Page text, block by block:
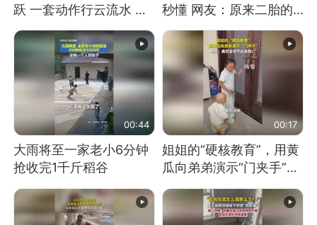
跃 一套动作行云流水 节
奏感拉满 网友：怎么做
到又舞又武的？
秒懂 网友：原来二胎的
快乐长这样
00:44
大雨将至一家老小6分钟
抢收完1千斤稻谷
00:17
姐姐的“硬核教育”，用黄
瓜向弟弟演示“门夹手”，
网友：果然言传不如身
教！